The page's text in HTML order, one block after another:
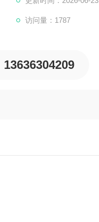
访问量：1787
13636304209